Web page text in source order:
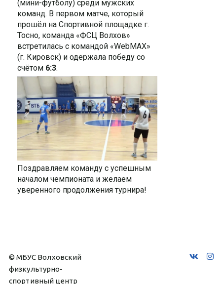
(мини-футболу) среди мужских
команд. В первом матче, который
прошёл на Спортивной площадке г.
Тосно, команда «ФСЦ Волхов»
встретилась с командой «WebMAX»
(г. Кировск) и одержала победу со
счётом 6:3.
Поздравляем команду с успешным
началом чемпионата и желаем
уверенного продолжения турнира!
© МБУС Волховский
физкультурно-
спортивный центр